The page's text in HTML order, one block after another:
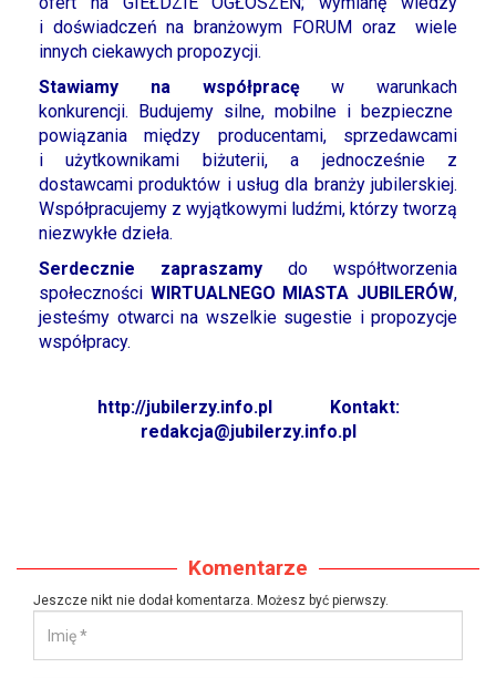
i doświadczeń na branżowym FORUM oraz wiele
innych ciekawych propozycji.
Stawiamy na współpracęw warunkach
konkurencji. Budujemy silne, mobilne i bezpieczne
powiązania między producentami, sprzedawcami
i użytkownikami biżuterii, a jednocześnie z
dostawcami produktów i usług dla branży jubilerskiej.
Współpracujemy z wyjątkowymi ludźmi, którzy tworzą
niezwykłe dzieła.
Serdecznie zapraszamy do współtworzenia
społeczności WIRTUALNEGO MIASTA JUBILERÓW,
jesteśmy otwarci na wszelkie sugestie i propozycje
współpracy.
http://jubilerzy.info.plKontakt:
redakcja@jubilerzy.info.pl
Komentarze
Jeszcze nikt nie dodał komentarza. Możesz być pierwszy.